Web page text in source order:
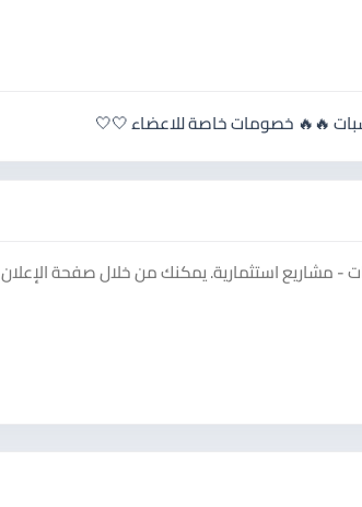
🔥🔥 خصومات خاصة للاعضاء 🤍🤍
مشاريع استثمارية. يمكنك من خلال صفحة الإعلان